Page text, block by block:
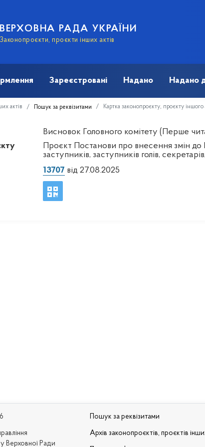
ВЕРХОВНА РАДА УКРАЇНИ
Законопроєкти, проєкти інших актів
Зареєстровані Надано Надано
актів Пошук за реквізитами Картка законопроєкту, проєкту іншого
Висновок Головного комітету (Перше
Проєкт Постанови про внесення змін
заступників, заступників голів,
13707 від 27.08.2025
Верховної Ради
Пошук за реквізитами
Архів законопроєктів, проєктів